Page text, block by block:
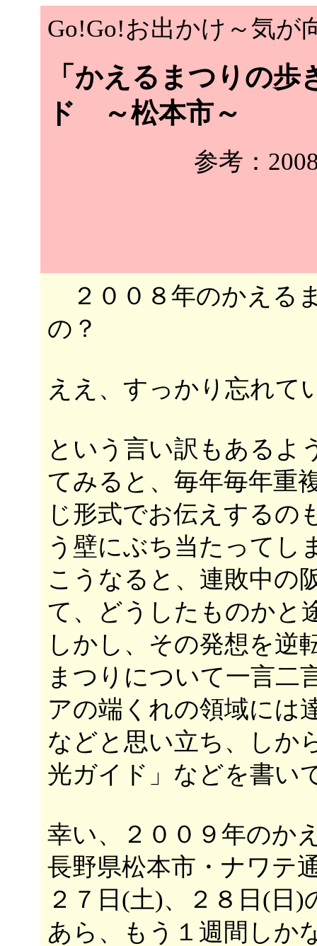
Go!Go!お出かけ～気が
「かえるまつりの歩
ド ～松本市～
参考：
２００８年のかえる
の？
ええ、すっかり忘れて
という言い訳もあるよ
てみると、毎年毎年重
じ形式でお伝えするの
う壁にぶち当たってし
こうなると、連敗中の
て、どうしたものかと
しかし、その発想を逆
まつりについて一言二
アの端くれの領域には
などと思い立ち、しか
光ガイド」などを書い
幸い、２００９年のか
長野県松本市・ナワテ
２７日(土)、２８日(日)
あら、もう１週間しか